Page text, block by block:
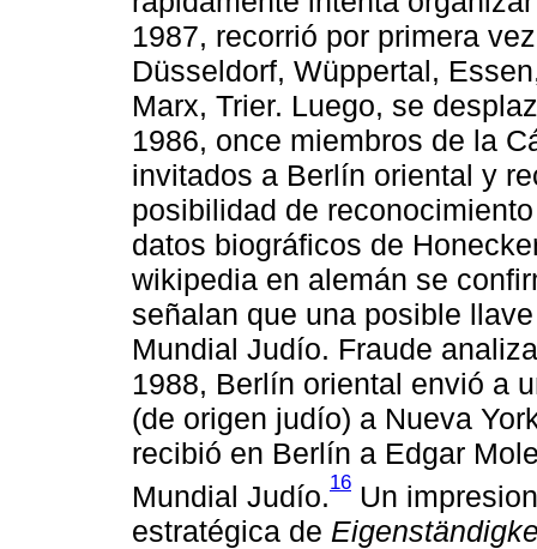
1987, recorrió por primera
Düsseldorf, Wüppertal,
Marx, Trier. Luego, se
1986, once miembros de la
invitados a Berlín oriental y
posibilidad de
datos biográficos de
wikipedia en alemán se
señalan que una posible
Mundial Judío. Fraude
1988, Berlín oriental envió a
(de origen judío) a Nueva
recibió en Berlín a Edgar
Mundial Judío.16 Un
estratégica de